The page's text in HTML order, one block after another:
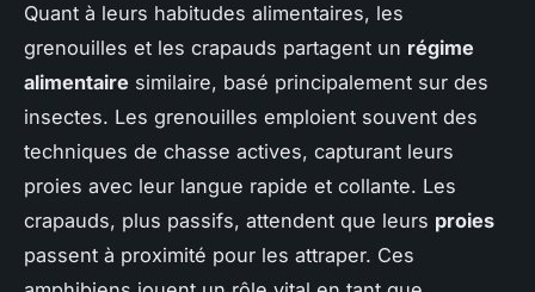
Quant à leurs habitudes alimentaires, les
grenouilles et les crapauds partagent un régime
alimentaire similaire, basé principalement sur des
insectes. Les grenouilles emploient souvent des
techniques de chasse actives, capturant leurs
proies avec leur langue rapide et collante. Les
crapauds, plus passifs, attendent que leurs proies
passent à proximité pour les attraper. Ces